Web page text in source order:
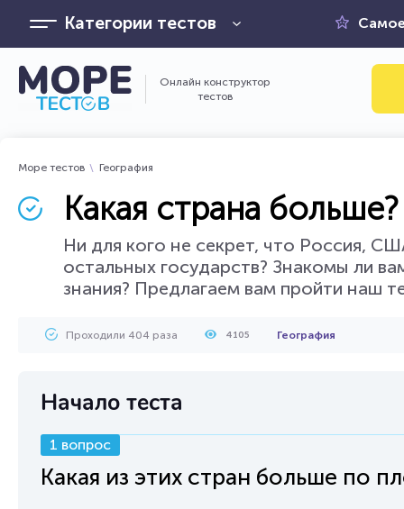
Категории тестов
Онлайн конструктор
тестов
Море тестов География
Какая страна больше?
Ни для кого не секрет, что Россия,
остальных государств? Знакомы ли
знания? Предлагаем вам пройти наш
Проходили 404 раза 4105 География
Начало теста
1 вопрос
Какая из этих стран больше по